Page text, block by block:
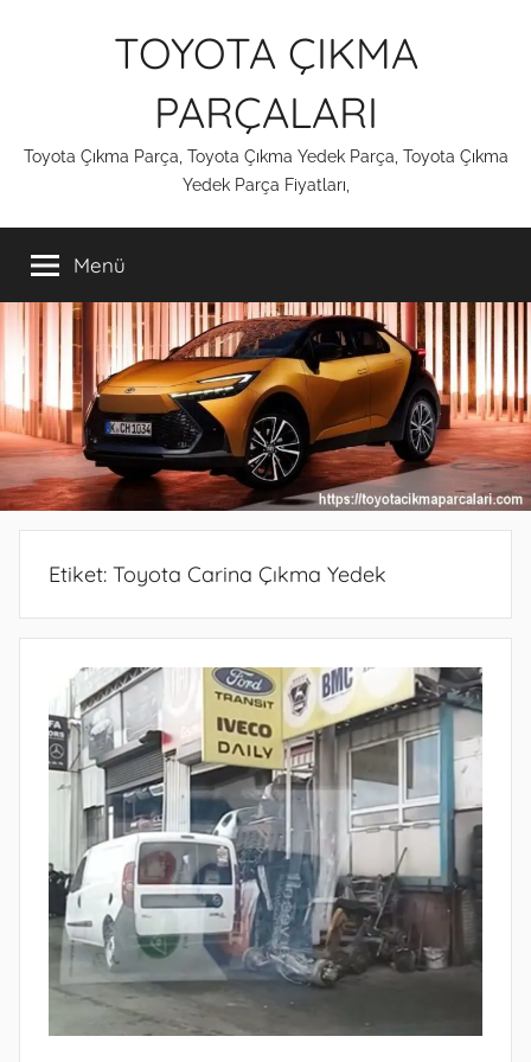
TOYOTA ÇIKMA
PARÇALARI
Toyota Çıkma Parça, Toyota Çıkma Yedek Parça, Toyota Çıkma
Yedek Parça Fiyatları,
Menü
Etiket: Toyota Carina Çıkma Yedek